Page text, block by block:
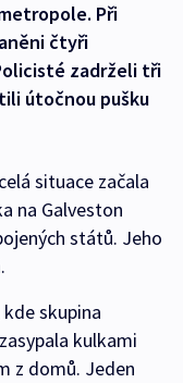
Při
čtyři
zadrželi tři
útočnou pušku
situace začala
na Galveston
států. Jeho
skupina
kulkami
z domů. Jeden